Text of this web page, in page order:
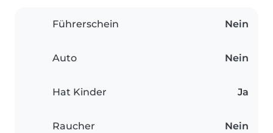
Führerschein Nein
Auto Nein
Hat Kinder Ja
Raucher Nein